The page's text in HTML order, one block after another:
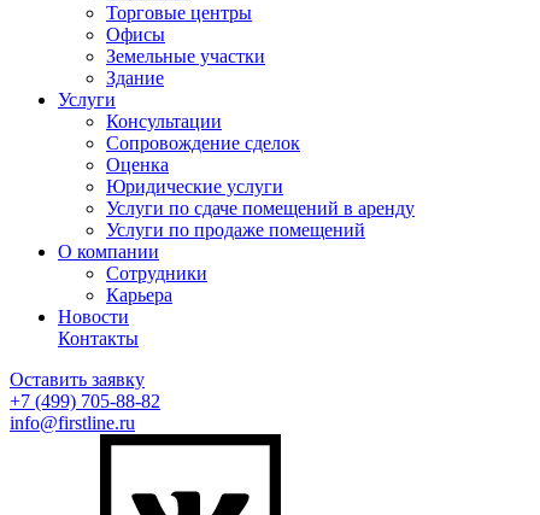
Торговые центры
Офисы
Земельные участки
Здание
Услуги
Консультации
Сопровождение сделок
Оценка
Юридические услуги
Услуги по сдаче помещений в аренду
Услуги по продаже помещений
О компании
Сотрудники
Карьера
Новости
Контакты
Оставить заявку
+7 (499) 705-88-82
info@firstline.ru